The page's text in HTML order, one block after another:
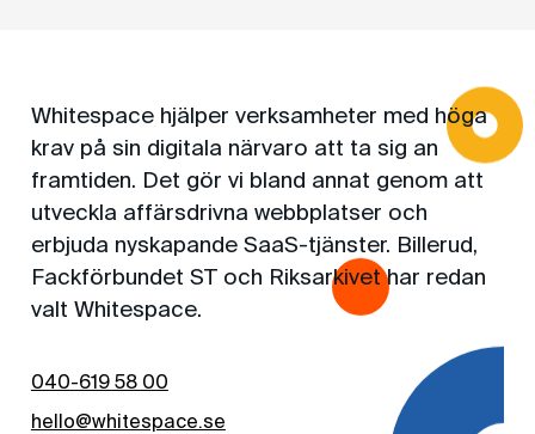
Whitespace hjälper verksamheter med höga
krav på sin digitala närvaro att ta sig an
framtiden. Det gör vi bland annat genom att
utveckla affärsdrivna webbplatser och
erbjuda nyskapande SaaS-tjänster. Billerud,
Fackförbundet ST och Riksarkivet har redan
valt Whitespace.
040-619 58 00
hello@whitespace.se